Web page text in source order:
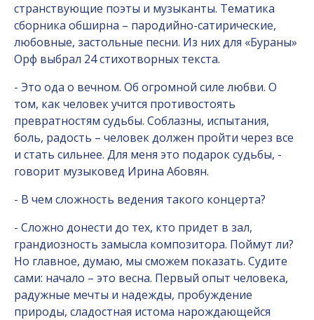
странствующие поэты и музыканты. Тематика
сборника обширна – пародийно-сатирические,
любовные, застольные песни. Из них для «Бураны»
Орф выбрал 24 стихотворных текста.
- Это ода о вечном. Об огромной силе любви. О
том, как человек учится противостоять
превратностям судьбы. Соблазны, испытания,
боль, радость – человек должен пройти через все
и стать сильнее. Для меня это подарок судьбы, -
говорит музыковед Ирина Абовян.
- В чем сложность ведения такого концерта?
- Сложно донести до тех, кто придет в зал,
грандиозность замысла композитора. Поймут ли?
Но главное, думаю, мы сможем показать. Судите
сами: начало – это весна. Первый опыт человека,
радужные мечты и надежды, пробуждение
природы, сладостная истома нарождающейся